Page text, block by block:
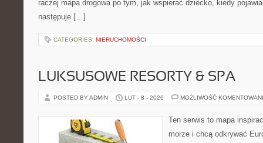
raczej mapa drogowa po tym, jak wspierać dziecko, kiedy
następuje […]
CATEGORIES: NIERUCHOMOŚCI
LUKSUSOWE RESORTY & SPA
POSTED BY ADMIN LUT - 8 - 2026 MOŻLIWOŚĆ
Ten serwis to mapa
morze i chcą odkrywać